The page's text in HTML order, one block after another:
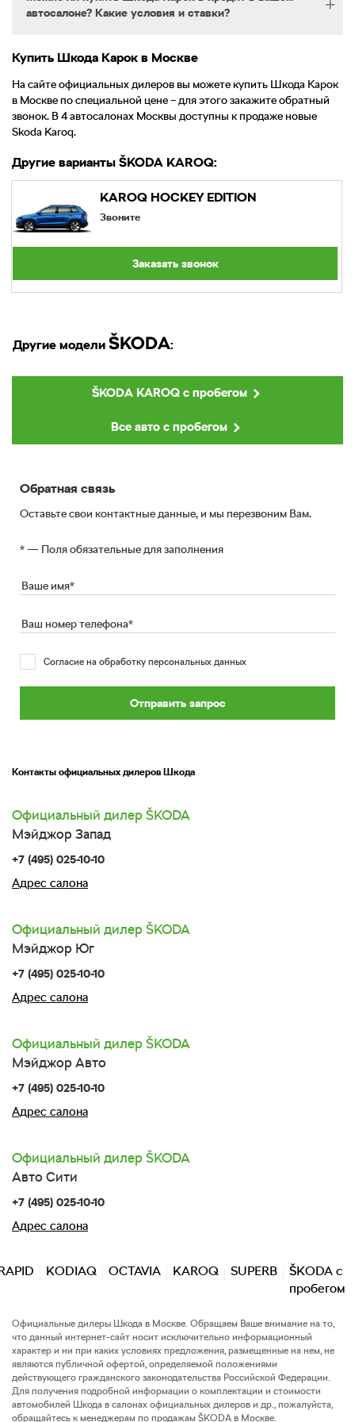
составляет 7,1-8,1 л на 100 км.
автосалоне? Какие условия и ставки?
Конечно, в Skoda Major вы можете купить кроссовер и
минимальной процентной ставкой от 0 % годовых. Для
оформления кредита необходимо выбрать банк с наиболее
привлекательными для вас условиями, заполнить анкету,
дождаться положительного ответа и заключить договор.
Купить Шкода Карок в Москве
На сайте официальных дилеров вы можете купить Шкода Карок
в Москве по специальной цене – для этого закажите обратный
звонок. В 4 автосалонах Москвы доступны к продаже новые
Skoda Karoq.
Другие варианты Skoda KAROQ:
KAROQ HOCKEY EDITION
Звоните
Заказать звонок
Другие модели Skoda:
SkodaKAROQ с пробегом
Все авто с пробегом
Обратная связь
Оставьте свои контактные данные, и мы перезвоним Вам.
* — Поля обязательные для заполнения
Согласие на обработку персональных данных
Отправить запрос
Контакты официальных дилеров Шкода
Официальный дилер SKODA
Мэйджор Запад
+7 (495) 025-10-10
Адрес салона
Официальный дилер SKODA
Мэйджор Юг
+7 (495) 025-10-10
Адрес салона
Официальный дилер SKODA
Мэйджор Авто
+7 (495) 025-10-10
Адрес салона
Официальный дилер SKODA
Авто Сити
+7 (495) 025-10-10
Адрес салона
KODIAQ OCTAVIA KAROQ SUPERB SKODA с
пробегом
Официальные дилеры Шкода в Москве. Обращаем Ваше внимание на то,
что данный интернет-сайт носит исключительно информационный
характер и ни при каких условиях предложения, размещенные на нем, не
являются публичной офертой, определяемой положениями
действующего гражданского законодательства Российской Федерации.
Для получения подробной информации о комплектации и стоимости
автомобилей Шкода в салонах официальных дилеров и др., пожалуйста,
обращайтесь к менеджерам по продажам SKODA в Москве.